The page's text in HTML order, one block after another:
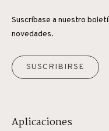
Suscríbase a nuestro
novedades.
SUSCRIBIRSE
Aplicaciones